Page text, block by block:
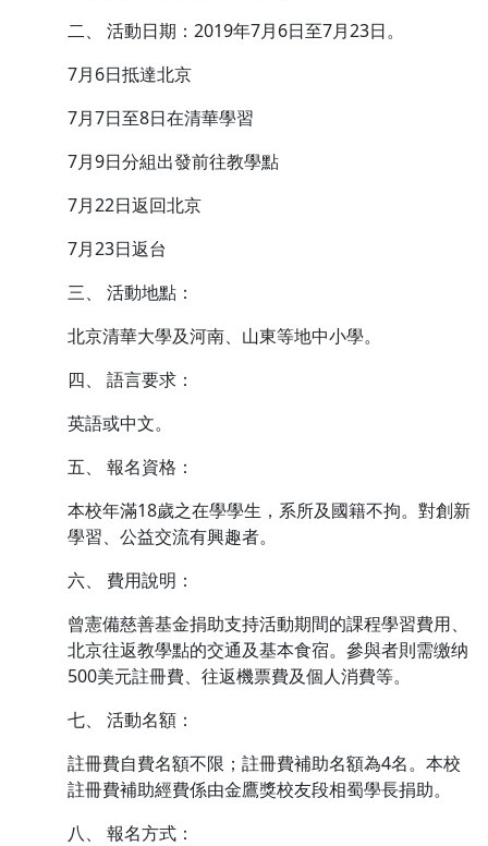
二、 活動日期：2019年7月6日至7月23日。
7月6日抵達北京
7月7日至8日在清華學習
7月9日分組出發前往教學點
7月22日返回北京
7月23日返台
三、 活動地點：
北京清華大學及河南、山東等地中小學。
四、 語言要求：
英語或中文。
五、 報名資格：
本校年滿18歲之在學學生，系所及國籍不拘。對創新
學習、公益交流有興趣者。
六、 費用說明：
曾憲備慈善基金捐助支持活動期間的課程學習費用、
北京往返教學點的交通及基本食宿。參與者則需缴纳
500美元註冊費、往返機票費及個人消費等。
七、 活動名額：
註冊費自費名額不限；註冊費補助名額為4名。本校
註冊費補助經費係由金鷹獎校友段相蜀學長捐助。
八、 報名方式：